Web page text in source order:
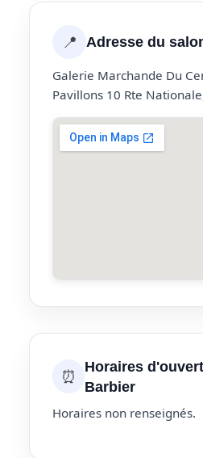
📍 Adresse du
Galerie Marchande Du
Pavillons 10 Rte
⏰
Horaires
Barbier
Horaires non renseignés.